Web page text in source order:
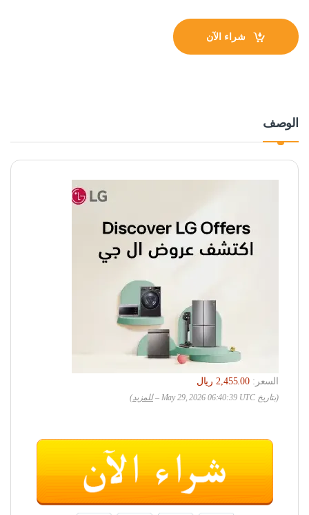
شراء الآن
الوصف
السعر:
‏2,455.00 ريال
(بتاريخ May 29, 2026 06:40:39 UTC – للمزيد)